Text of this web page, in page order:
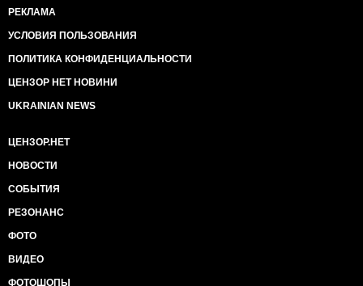
РЕКЛАМА
УСЛОВИЯ ПОЛЬЗОВАНИЯ
ПОЛИТИКА КОНФИДЕНЦИАЛЬНОСТИ
ЦЕНЗОР НЕТ НОВИНИ
UKRAINIAN NEWS
ЦЕНЗОР.НЕТ
НОВОСТИ
СОБЫТИЯ
РЕЗОНАНС
ФОТО
ВИДЕО
ФОТОШОПЫ